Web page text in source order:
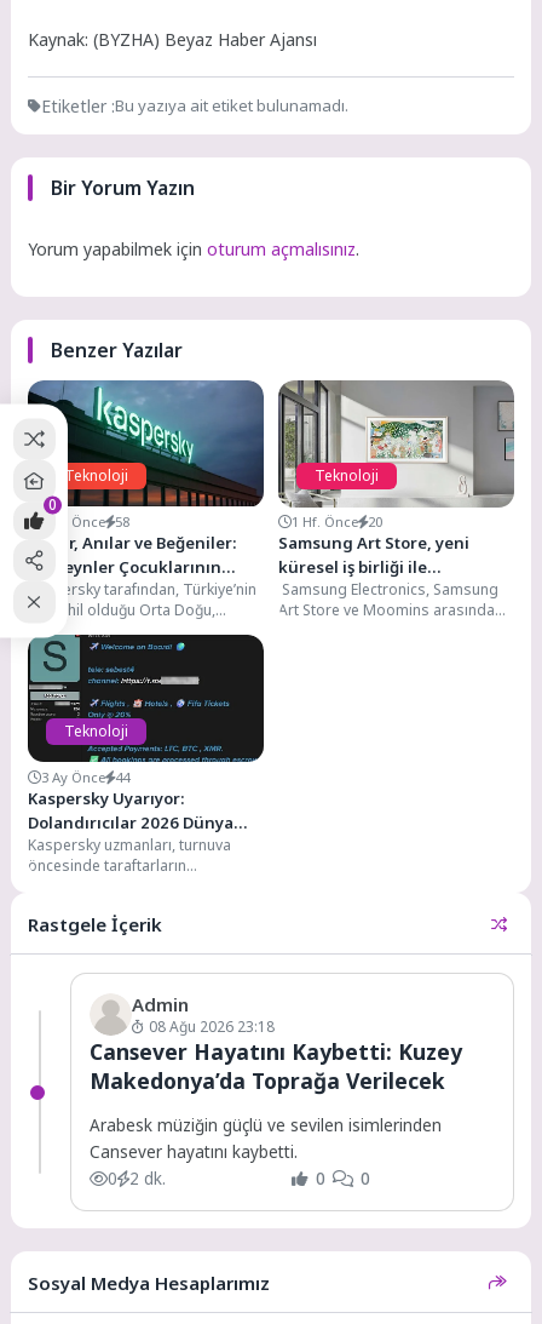
Kaynak: (BYZHA) Beyaz Haber Ajansı
Etiketler :Bu yazıya ait etiket bulunamadı.
Bir Yorum Yazın
Yorum yapabilmek içinoturum açmalısınız.
Benzer Yazılar
Teknoloji
5 Ay Önce 58
Gurur, Anılar ve Beğeniler:
Ebeveynler Çocuklarının
Anlarını Neden Sosyal
Medyada Paylaşıyor?
Kaspersky tarafından, Türkiye’nin
de dahil olduğu Orta Doğu,
Türkiye ve Afrika (META)
bölgesinde gerçekleştirilen
“Dijitalde...
Teknoloji
1 Hf. Önce 20
Samsung Art Store, yeni
küresel iş birliği ile
Moominlerin büyülü
dünyasını sanatseverlerle
Samsung Electronics, Samsung
Art Store ve Moomins arasında
Teknoloji
3 Ay Önce 44
Kaspersky Uyarıyor:
Dolandırıcılar 2026 Dünya
Kupası Yolcularını Hedef
Alıyor
Kaspersky uzmanları, turnuva
öncesinde taraftarların
çevrimiçi tekliflere karşı...
Rastgele İçerik
Admin
08 Ağu 2026 23:18
Cansever Hayatını Kaybetti: Kuzey
Makedonya’da Toprağa Verilecek
Arabesk müziğin güçlü ve sevilen isimlerinden
Cansever hayatını kaybetti.
0
2 dk. 0 0
Sosyal Medya Hesaplarımız
0